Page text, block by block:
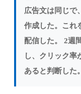
広告文は同じで
作成した。これ
配信した。 2週
し、クリック率
あると判断した。